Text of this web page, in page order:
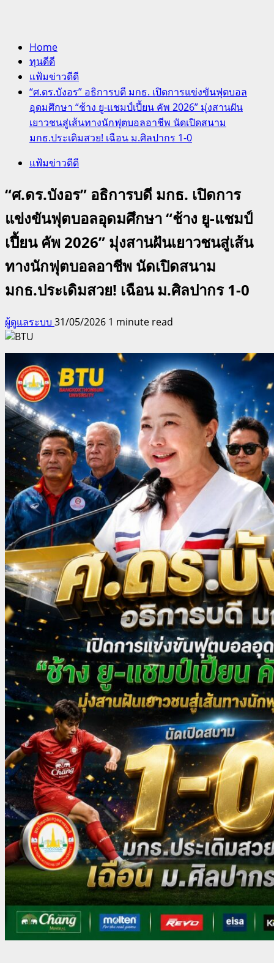
Home
ทุนดีดี
แฟ้มข่าวดีดี
“ศ.ดร.บังอร” อธิการบดี มกธ. เปิดการแข่งขันฟุตบอล
อุดมศึกษา “ช้าง ยู-แชมป์เปี้ยน คัพ 2026” มุ่งสานฝัน
เยาวชนสู่เส้นทางนักฟุตบอลอาชีพ นัดเปิดสนาม
มกธ.ประเดิมสวย! เฉือน ม.ศิลปากร 1-0
แฟ้มข่าวดีดี
“ศ.ดร.บังอร” อธิการบดี มกธ. เปิดการ
แข่งขันฟุตบอลอุดมศึกษา “ช้าง ยู-แชมป์
เปี้ยน คัพ 2026” มุ่งสานฝันเยาวชนสู่เส้น
ทางนักฟุตบอลอาชีพ นัดเปิดสนาม
มกธ.ประเดิมสวย! เฉือน ม.ศิลปากร 1-0
ผู้ดูแลระบบ 31/05/2026 1 minute read